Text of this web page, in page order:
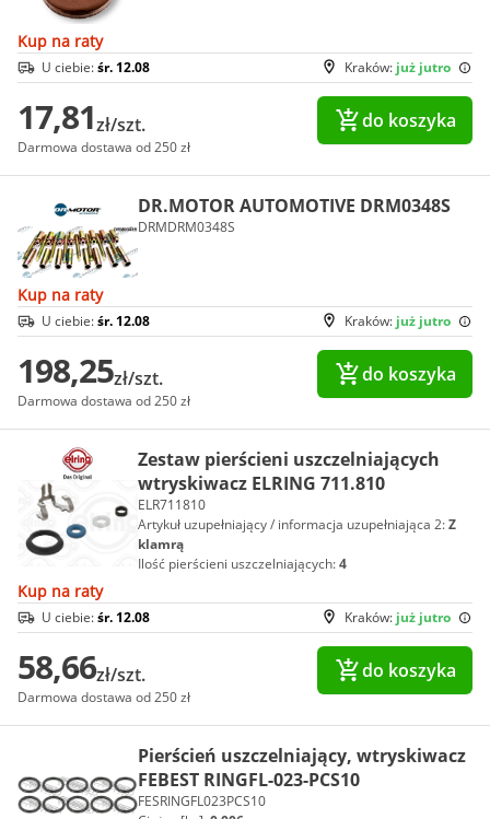
Kup na raty
Kraków: już jutro
U ciebie:śr. 12.08
17,81zł/szt.
Darmowa dostawa od 250 zł
do koszyka
DR.MOTOR AUTOMOTIVE DRM0348S
DRMDRM0348S
Kup na raty
Kraków: już jutro
U ciebie:śr. 12.08
198,25zł/szt.
Darmowa dostawa od 250 zł
do koszyka
Zestaw pierścieni uszczelniających
wtryskiwacz ELRING 711.810
ELR711810
Artykuł uzupełniający / informacja uzupełniająca 2:Z
klamrą
Ilość pierścieni uszczelniających:4
Kup na raty
Kraków: już jutro
U ciebie:śr. 12.08
58,66zł/szt.
Darmowa dostawa od 250 zł
do koszyka
Pierścień uszczelniający, wtryskiwacz
FEBEST RINGFL-023-PCS10
FESRINGFL023PCS10